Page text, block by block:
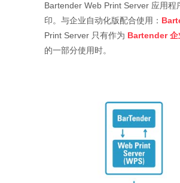
Bartender Web Print Server 应用程
印。与企业自动化版配合使用：
Print Server 只有作为 Bartender 企
的一部分使用时。